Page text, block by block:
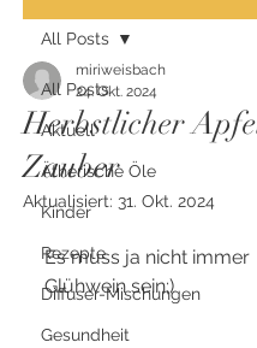
All Posts
Aktuell
Ätherische Öle
Kinder
Rezepte
Diffuser-Mischungen
Gesundheit
All Posts
Herbstlicher
Zauber
miriweisbach
24. Okt. 2024
Aktualisiert: 31. Okt. 2024
Es muss ja nicht immer
Glühwein sein;)